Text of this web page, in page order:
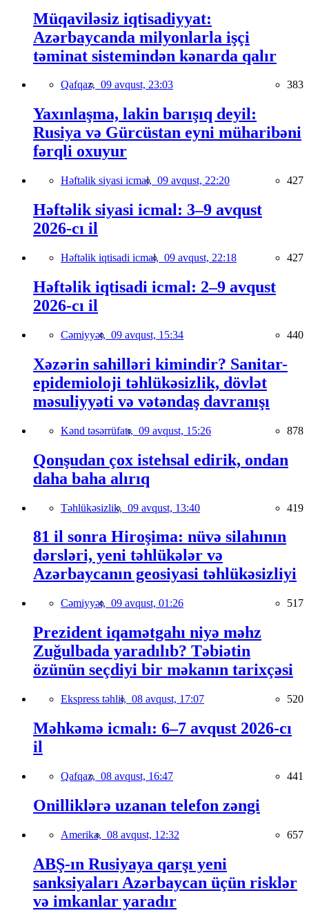
Müqaviləsiz iqtisadiyyat:
Azərbaycanda milyonlarla işçi
təminat sistemindən kənarda qalır
Qafqaz, 09 avqust, 23:03 383
Yaxınlaşma, lakin barışıq deyil:
Rusiya və Gürcüstan eyni müharibəni
fərqli oxuyur
Həftəlik siyasi icmal, 09 avqust, 22:20 427
Həftəlik siyasi icmal: 3–9 avqust
2026-cı il
Həftəlik iqtisadi icmal, 09 avqust, 22:18 427
Həftəlik iqtisadi icmal: 2–9 avqust
2026-cı il
Cəmiyyət, 09 avqust, 15:34 440
Xəzərin sahilləri kimindir? Sanitar-
epidemioloji təhlükəsizlik, dövlət
məsuliyyəti və vətəndaş davranışı
Kənd təsərrüfatı, 09 avqust, 15:26 878
Qonşudan çox istehsal edirik, ondan
daha baha alırıq
Təhlükəsizlik, 09 avqust, 13:40 419
81 il sonra Hiroşima: nüvə silahının
dərsləri, yeni təhlükələr və
Azərbaycanın geosiyasi təhlükəsizliyi
Cəmiyyət, 09 avqust, 01:26 517
Prezident iqamətgahı niyə məhz
Zuğulbada yaradılıb? Təbiətin
özünün seçdiyi bir məkanın tarixçəsi
Ekspress təhlil, 08 avqust, 17:07 520
Məhkəmə icmalı: 6–7 avqust 2026-cı
il
Qafqaz, 08 avqust, 16:47 441
Onilliklərə uzanan telefon zəngi
Amerika, 08 avqust, 12:32 657
ABŞ-ın Rusiyaya qarşı yeni
sanksiyaları Azərbaycan üçün risklər
və imkanlar yaradır